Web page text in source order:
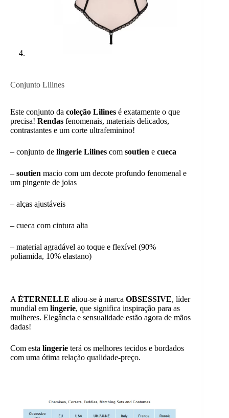
Conjunto Lilines
Este conjunto da coleção Lilines é exatamente o que
precisa! Rendas fenomenais, materiais delicados,
contrastantes e um corte ultrafeminino!
– conjunto de lingerie Lilines com soutien e cueca
– soutien macio com um decote profundo fenomenal e
um pingente de joias
– alças ajustáveis
– cueca com cintura alta
– material agradável ao toque e flexível (90%
poliamida, 10% elastano)
A ÉTERNELLE aliou-se à marca OBSESSIVE, líder
mundial em lingerie, que significa inspiração para as
mulheres. Elegância e sensualidade estão agora de mãos
dadas!
Com esta lingerie terá os melhores tecidos e bordados
com uma ótima relação qualidade-preço.